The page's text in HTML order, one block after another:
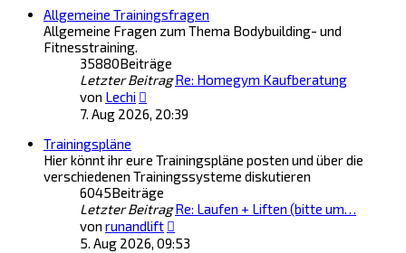
Allgemeine Trainingsfragen
Allgemeine Fragen zum Thema Bodybuilding- und
Fitnesstraining.
35880Beiträge
Letzter Beitrag Re: Homegym Kaufberatung
von Lechi
Beitrag
7. Aug 2026, 20:39
Trainingspläne
Hier könnt ihr eure Trainingspläne posten und über die
verschiedenen Trainingssysteme diskutieren
6045Beiträge
Letzter Beitrag Re: Laufen + Liften (bitte um…
von runandlift
Beitrag
5. Aug 2026, 09:53